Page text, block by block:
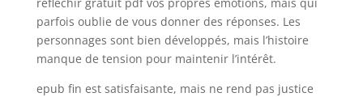
parfois oublie de vous donner des réponses. Les
personnages sont bien développés, mais l’histoire
manque de tension pour maintenir l’intérêt.
epub fin est satisfaisante, mais ne rend pas justice